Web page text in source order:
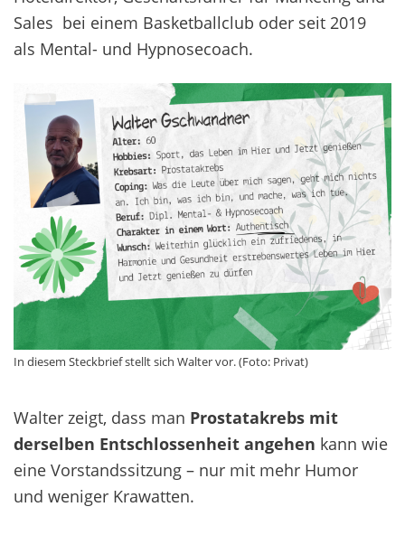
Sales bei einem Basketballclub oder seit 2019
als Mental- und Hypnosecoach.
In diesem Steckbrief stellt sich Walter vor. (Foto: Privat)
Walter zeigt, dass man Prostatakrebs mit
derselben Entschlossenheit angehen kann wie
eine Vorstandssitzung – nur mit mehr Humor
und weniger Krawatten.